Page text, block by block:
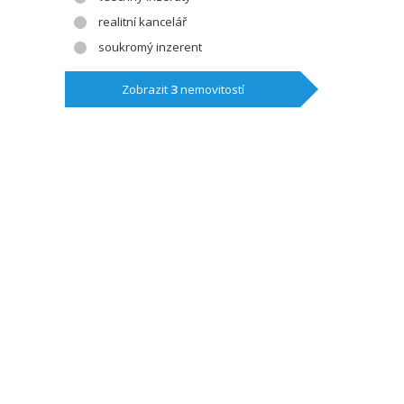
realitní kancelář
soukromý inzerent
Zobrazit 3nemovitostí